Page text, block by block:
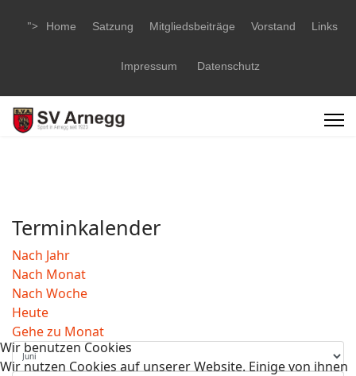
"> Home Satzung Mitgliedsbeiträge Vorstand Links
Impressum Datenschutz
Terminkalender
Nach Jahr
Nach Monat
Nach Woche
Heute
Gehe zu Monat
Wir benutzen Cookies
Wir nutzen Cookies auf unserer Website. Einige von ihnen